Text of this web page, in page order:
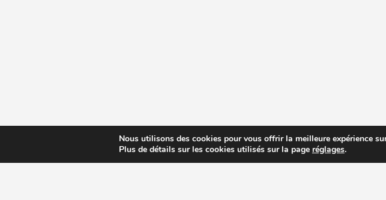
Nous utilisons des cookies pour vous offrir la meilleure expérience
Plus de détails sur les cookies utilisés sur la page réglages.